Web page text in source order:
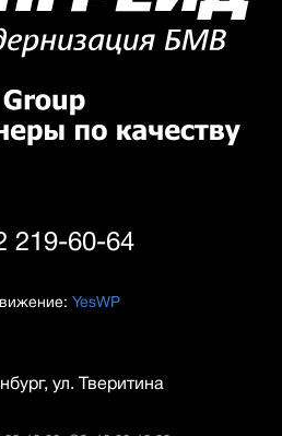
219-60-64
YesWP
ул. Тверитина